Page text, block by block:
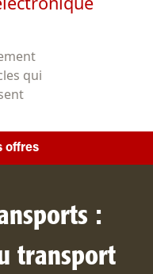
qui
offres
:
transport